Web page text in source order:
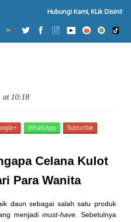
Hubungi Kami, KLik Disini!
at 10:18
WhatsApp Subscribe
Celana Kulot
Para Wanita
daun sebagai salah satu produk
menjadimust-have . Sebetulnya